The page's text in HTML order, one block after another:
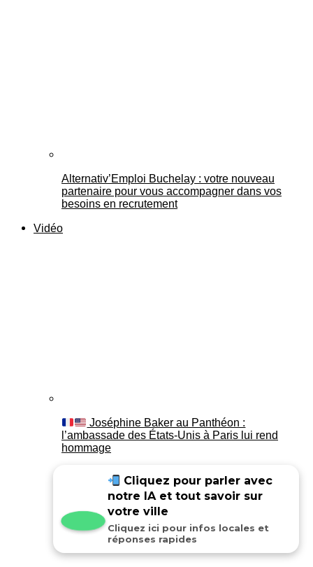
Alternativ’Emploi Buchelay : votre nouveau
partenaire pour vous accompagner dans vos
besoins en recrutement
Vidéo
Joséphine Baker au Panthéon :
l’ambassade des États-Unis à Paris lui rend
hommage
Cliquez pour parler avec
notre IA et tout savoir sur
votre ville
Cliquez ici pour infos locales et
réponses rapides